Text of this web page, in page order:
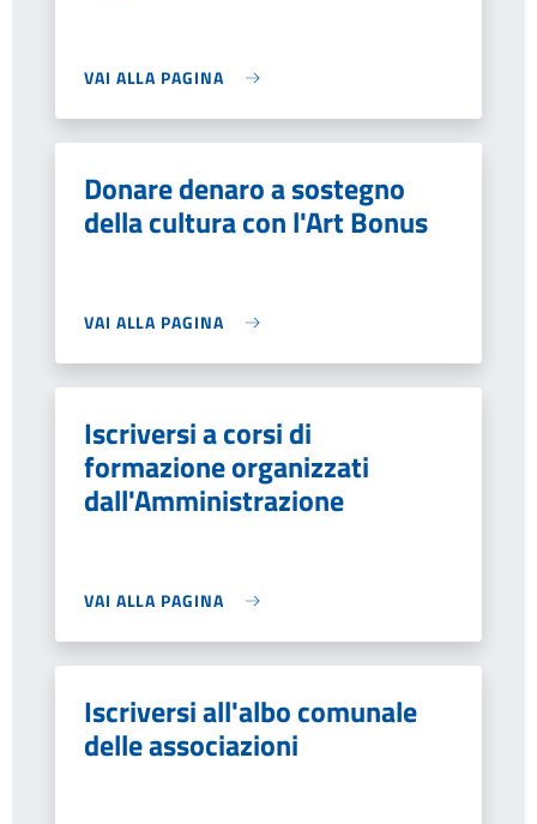
VAI ALLA PAGINA
Donare denaro a sostegno
della cultura con l'Art Bonus
VAI ALLA PAGINA
Iscriversi a corsi di
formazione organizzati
dall'Amministrazione
VAI ALLA PAGINA
Iscriversi all'albo comunale
delle associazioni